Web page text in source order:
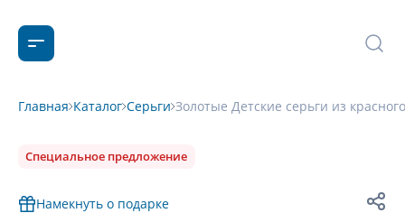
Главная Каталог Серьги Золотые Детские серьги из
Специальное предложение
Намекнуть о подарке